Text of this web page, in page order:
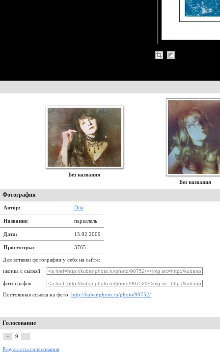
Без названия
Без названия
Фотография
Автор: Dita
Название: параллель
Дата: 15.02.2009
Просмотры: 3765
Для вставки фотографии у себя на сайте:
иконка с сылкой:
фотография:
Постоянная ссылка на фото: http://kubanphoto.ru/photo/90752/
Голосование
+ 9 –
Результаты голосования